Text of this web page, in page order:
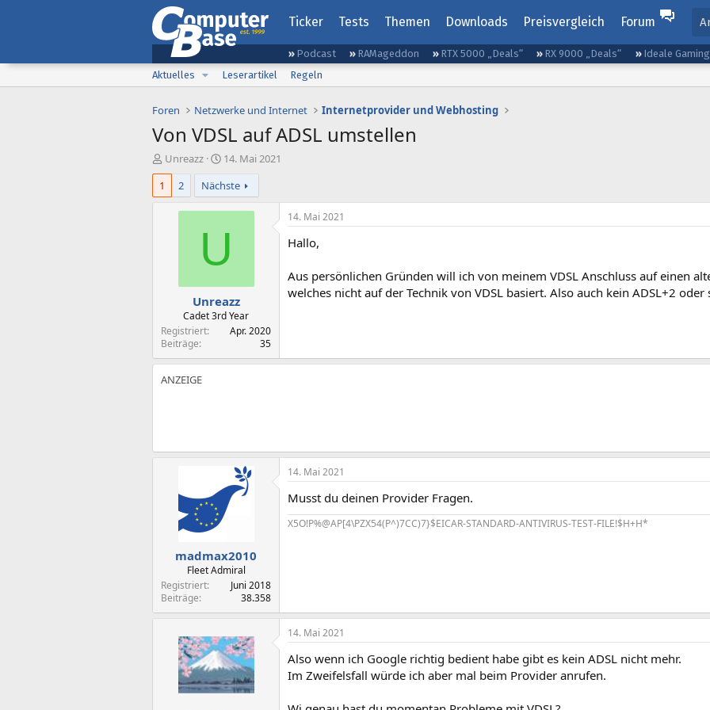
Ticker Tests Themen Downloads Preisvergleich Forum
Podcast RAMageddon RTX 5000 „Deals“ RX 9000 „Deals“ Ideale
Aktuelles
Leserartikel Regeln
Foren Netzwerke und Internet Internetprovider und Webhosting
Von VDSL auf ADSL umstellen
E
r
t
Unreazz
E
r
s
t
e
t
m
14. Mai 2021
1
2 Nächste
U
Unreazz
Cadet 3rd Year
Registriert
Apr. 2020
Beiträge
35
14. Mai 2021
Hallo,
Aus persönlichen Gründen will ich von meinem VDSL Anschluss auf einen
welches nicht auf der Technik von VDSL basiert. Also auch kein ADSL+2
madmax2010
Fleet Admiral
Registriert
Juni 2018
Beiträge
38.358
14. Mai 2021
Musst du deinen Provider Fragen.
X5O!P%@AP[4\PZX54(P^)7CC)7}$EICAR-STANDARD-ANTIVIRUS-TEST-FILE!$H+H*
14. Mai 2021
Also wenn ich Google richtig bedient habe gibt es kein ADSL nicht mehr.
Im Zweifelsfall würde ich aber mal beim Provider anrufen.